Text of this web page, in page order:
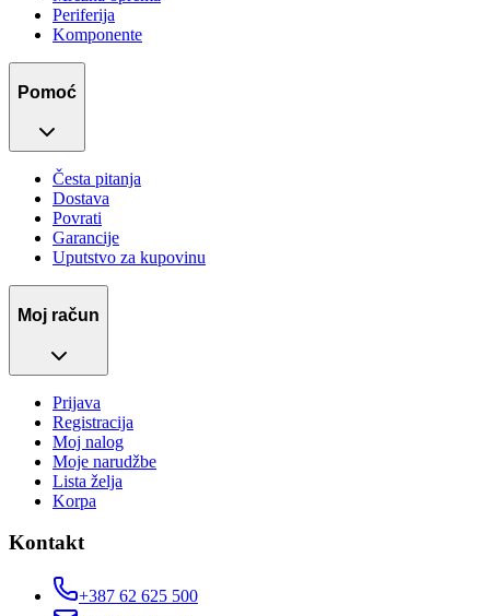
Periferija
Komponente
Pomoć
Česta pitanja
Dostava
Povrati
Garancije
Uputstvo za kupovinu
Moj račun
Prijava
Registracija
Moj nalog
Moje narudžbe
Lista želja
Korpa
Kontakt
+387 62 625 500